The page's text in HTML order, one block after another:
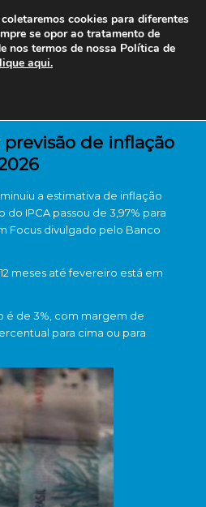
de inflação
a estimativa de inflação
do IPCA passou de 3,97% para
Focus divulgado pelo Banco
meses até fevereiro está em
é de 3%, com margem de
para cima ou para
cookies para diferentes
se opor ao tratamento de
nos termos de nossa Política de
aqui.